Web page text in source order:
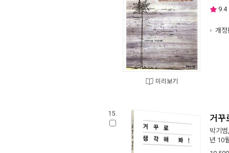
미리보기
9.4
개정
15. 거꾸
박기범
년 10